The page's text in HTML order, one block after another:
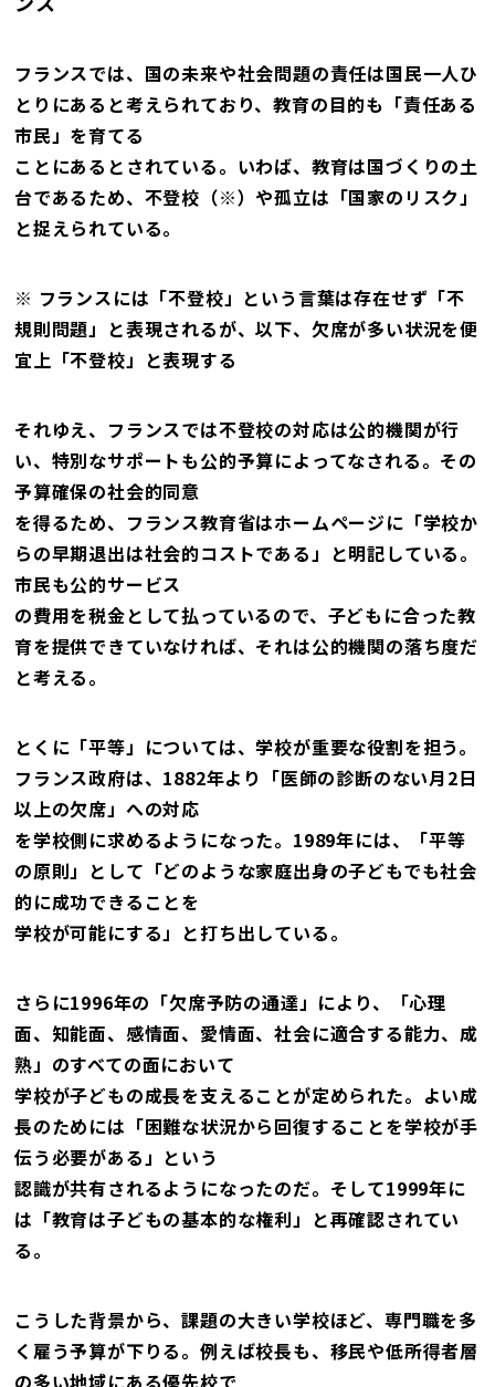
フランスでは、国の未来や社会問題の責任は国民一人ひ
とりにあると考えられており、教育の目的も「責任ある
市民」を育てる
ことにあるとされている。いわば、教育は国づくりの土
台であるため、不登校（※）や孤立は「国家のリスク」
と捉えられている。
※ フランスには「不登校」という言葉は存在せず「不
規則問題」と表現されるが、以下、欠席が多い状況を便
宜上「不登校」と表現する
それゆえ、フランスでは不登校の対応は公的機関が行
い、特別なサポートも公的予算によってなされる。その
予算確保の社会的同意
を得るため、フランス教育省はホームページに「学校か
らの早期退出は社会的コストである」と明記している。
市民も公的サービス
の費用を税金として払っているので、子どもに合った教
育を提供できていなければ、それは公的機関の落ち度だ
と考える。
とくに「平等」については、学校が重要な役割を担う。
フランス政府は、1882年より「医師の診断のない月2日
以上の欠席」への対応
を学校側に求めるようになった。1989年には、「平等
の原則」として「どのような家庭出身の子どもでも社会
的に成功できることを
学校が可能にする」と打ち出している。
さらに1996年の「欠席予防の通達」により、「心理
面、知能面、感情面、愛情面、社会に適合する能力、成
熟」のすべての面において
学校が子どもの成長を支えることが定められた。よい成
長のためには「困難な状況から回復することを学校が手
伝う必要がある」という
認識が共有されるようになったのだ。そして1999年に
は「教育は子どもの基本的な権利」と再確認されてい
る。
こうした背景から、課題の大きい学校ほど、専門職を多
く雇う予算が下りる。例えば校長も、移民や低所得者層
の多い地域にある優先校で